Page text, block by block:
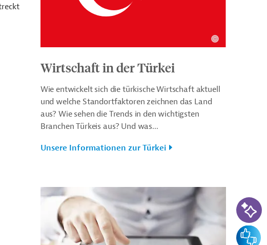
Wirtschaft in der Türkei
Wie entwickelt sich die türkische Wirtschaft aktuell
und welche Standortfaktoren zeichnen das Land
aus? Wie sehen die Trends in den wichtigsten
Branchen Türkeis aus? Und was...
Unsere Informationen zur Türkei
KI-